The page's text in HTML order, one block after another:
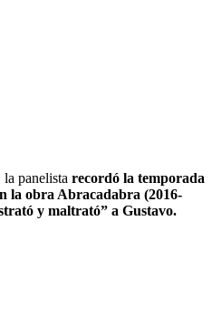
panelista recordó la temporada
la obra Abracadabra (2016-
y maltrató” a Gustavo.